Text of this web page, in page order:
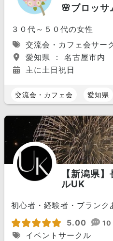
🌸ブロッサ
３０代～５０代の女性
交流会・カフェ会サー
愛知県 ： 名古屋市内
主に土日祝日
交流会・カフェ会 愛知県
【新潟県
ルUK
初心者・経験者・ブランク
5.00
10
イベントサークル